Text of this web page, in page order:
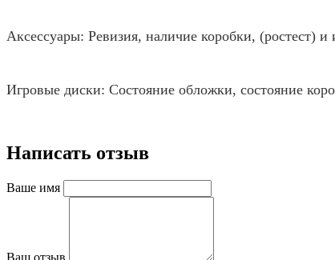
Аксессуары: Ревизия, наличие коробки, (ростест)
Игровые диски: Состояние обложки, состояние
Написать отзыв
Ваше имя
Ваш отзыв